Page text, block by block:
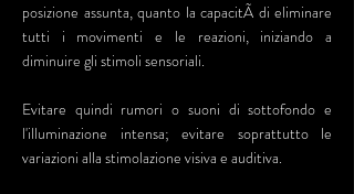
posizione assunta, quanto la capacitÃ di eliminare
tutti i movimenti e le reazioni, iniziando a
diminuire gli stimoli sensoriali.
Evitare quindi rumori o suoni di sottofondo e
l'illuminazione intensa; evitare soprattutto le
variazioni alla stimolazione visiva e auditiva.